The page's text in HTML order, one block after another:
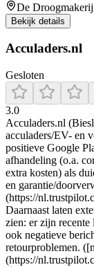
De
Bekijk details
Acculaders.nl
Gesloten
3.0
Acculaders.nl
acculaders/EV- en
positieve Google
afhandeling (o.a.
extra kosten) als
en garantie/
(https://
Daarnaast laten
zien: er zijn recente
ook negatieve
retourproblemen.
(https://